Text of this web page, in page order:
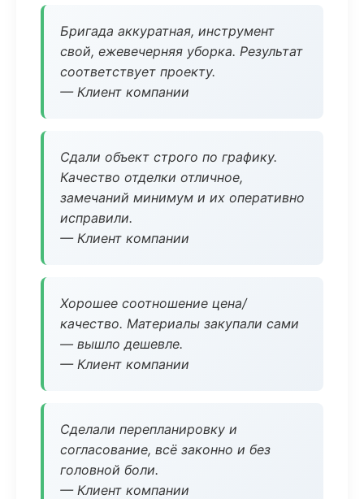
Бригада аккуратная, инструмент
свой, ежевечерняя уборка. Результат
соответствует проекту.
— Клиент компании
Сдали объект строго по графику.
Качество отделки отличное,
замечаний минимум и их оперативно
исправили.
— Клиент компании
Хорошее соотношение цена/
качество. Материалы закупали сами
— вышло дешевле.
— Клиент компании
Сделали перепланировку и
согласование, всё законно и без
головной боли.
— Клиент компании